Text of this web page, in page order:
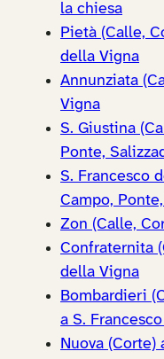
la chiesa
Pietà (Calle,
della Vigna
Annunziata
Vigna
S. Giustina
Ponte,
S. Francesco
Campo,
Zon (Calle,
Confraternita
della Vigna
Bombardieri
a S.
Nuova (Corte)